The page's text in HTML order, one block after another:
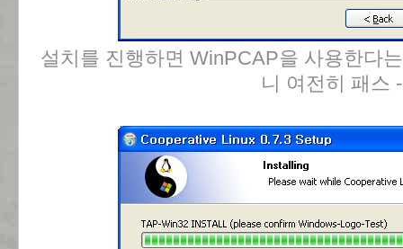
설치를 진행하면 WinPCAP을 사용한다
니 여전히 패스